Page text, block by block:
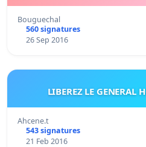
Bouguechal
560 signatures
26 Sep 2016
LIBEREZ LE GENERAL
Ahcene.t
543 signatures
21 Feb 2016